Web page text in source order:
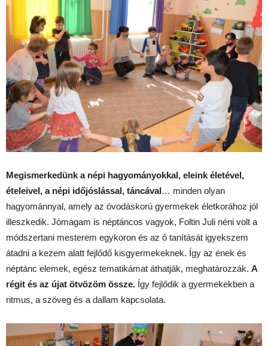
Megismerkedünk a népi hagyományokkal, eleink életével,
ételeivel, a népi időjóslással, táncával… minden olyan
hagyománnyal, amely az óvodáskorú gyermekek életkorához jól
illeszkedik. Jómagam is néptáncos vagyok, Foltin Juli néni volt a
módszertani mesterem egykoron és az ő tanítását igyekszem
átadni a kezem alatt fejlődő kisgyermekeknek. Így az ének és
néptánc elemek, egész tematikámat áthatják, meghatározzák. A
régit és az újat ötvözöm össze. Így fejlődik a gyermekekben a
ritmus, a szöveg és a dallam kapcsolata.